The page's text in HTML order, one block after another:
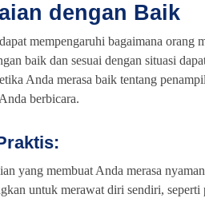
dengan Baik
mempengaruhi bagaimana orang
baik dan sesuai dengan situasi
Anda merasa baik tentang
berbicara.
yang membuat Anda merasa
untuk merawat diri sendiri,